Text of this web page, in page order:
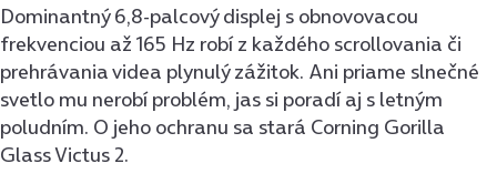
Dominantný 6,8-palcový displej s obnovovacou
frekvenciou až 165 Hz robí z každého scrollovania či
prehrávania videa plynulý zážitok. Ani priame slnečné
svetlo mu nerobí problém, jas si poradí aj s letným
poludním. O jeho ochranu sa stará Corning Gorilla
Glass Victus 2.